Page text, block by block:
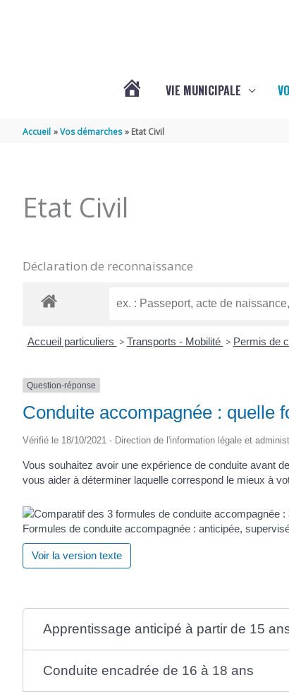
MAZERAY
VIE MUNICIPALE
Accueil Vos démarches Etat Civil
Etat Civil
Déclaration de reconnaissance
Accueil particuliers > Transports - Mobilité > Permis de
Question-réponse
Conduite accompagnée : quelle
Vérifié le 18/10/2021 - Direction de l'information légale et
Vous souhaitez avoir une expérience de conduite avant
vous aider à déterminer laquelle correspond le mieux à
Formules de conduite accompagnée : anticipée,
Voir la version texte
Apprentissage anticipé à partir de 15
Conduite encadrée de 16 à 18 ans